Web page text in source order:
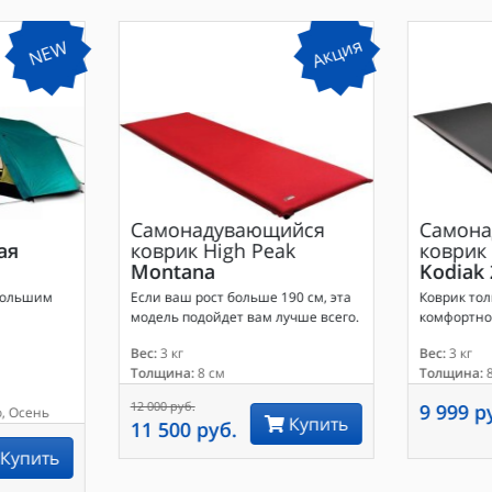
NEW
Осень
Акция
Самонадувающийся
коврик High Peak
Montana
Если ваш рост больше 190 см, эта
модель подойдет вам лучше всего.
Вес:3 кг
Толщина:8 см
12 000 руб.
11 500 руб. Купить
коврик
Kodiak
Коврик
Вес:3 кг
Толщина:
9 999